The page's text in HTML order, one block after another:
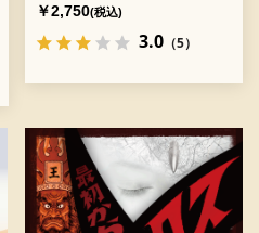
￥2,750(税込)
3.0（5）